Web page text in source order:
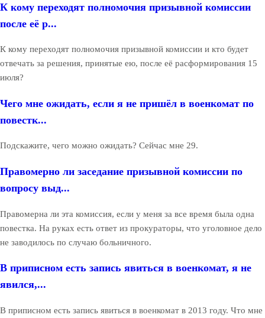
К кому переходят полномочия призывной комиссии
после её р...
К кому переходят полномочия призывной комиссии и кто будет
отвечать за решения, принятые ею, после её расформирования 15
июля?
Чего мне ожидать, если я не пришёл в военкомат по
повестк...
Подскажите, чего можно ожидать? Сейчас мне 29.
Правомерно ли заседание призывной комиссии по
вопросу выд...
Правомерна ли эта комиссия, если у меня за все время была одна
повестка. На руках есть ответ из прокураторы, что уголовное дело
не заводилось по случаю больничного.
В приписном есть запись явиться в военкомат, я не
явился,...
В приписном есть запись явиться в военкомат в 2013 году. Что мне